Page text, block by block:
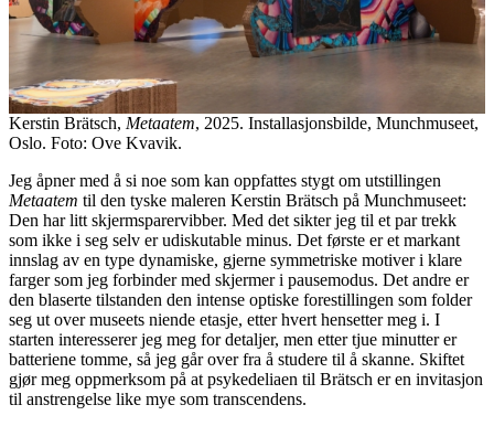
Kerstin Brätsch, Metaatem, 2025. Installasjonsbilde, Munchmuseet,
Oslo. Foto: Ove Kvavik.
Jeg åpner med å si noe som kan oppfattes stygt om utstillingen
Metaatem til den tyske maleren Kerstin Brätsch på Munchmuseet:
Den har litt skjermsparervibber. Med det sikter jeg til et par trekk
som ikke i seg selv er udiskutable minus. Det første er et markant
innslag av en type dynamiske, gjerne symmetriske motiver i klare
farger som jeg forbinder med skjermer i pausemodus. Det andre er
den blaserte tilstanden den intense optiske forestillingen som folder
seg ut over museets niende etasje, etter hvert hensetter meg i. I
starten interesserer jeg meg for detaljer, men etter tjue minutter er
batteriene tomme, så jeg går over fra å studere til å skanne. Skiftet
gjør meg oppmerksom på at psykedeliaen til Brätsch er en invitasjon
til anstrengelse like mye som transcendens.